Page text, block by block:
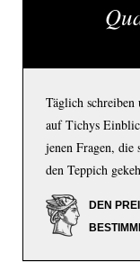
Täglich schreiben
auf Tichys
jenen Fragen, die
den Teppich
DEN